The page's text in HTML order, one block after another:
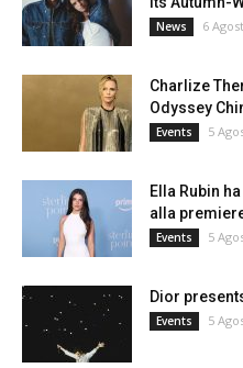
News 6
Charlize
Odyssey
Events 5
Ella Rubin
alla
Events 5
Dior
Events 5